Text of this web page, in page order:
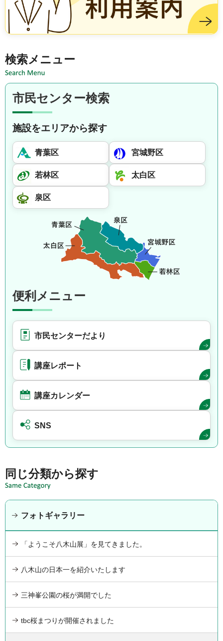
検索メニュー
市民センター検索
施設をエリアから探す
青葉区 宮城野区
若林区 太白区
泉区
便利メニュー
市民センターだより
講座レポート
講座カレンダー
SNS
同じ分類から探す
フォトギャラリー
「ようこそ八木山展」を見てきました。
八木山の日本一を紹介いたします
三神峯公園の桜が満開でした
tbc桜まつりが開催されました